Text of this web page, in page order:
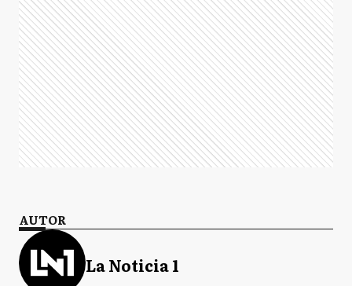
AUTOR
La Noticia 1